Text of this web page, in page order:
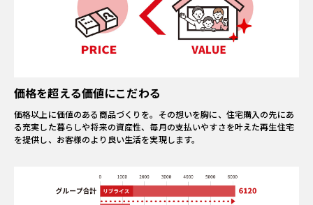
価格を超える価値にこだわる
価格以上に価値のある商品づくりを。その想いを胸に、住宅購入の先にあ
る充実した暮らしや将来の資産性、毎月の支払いやすさを叶えた再生住宅
を提供し、お客様のより良い生活を実現します。